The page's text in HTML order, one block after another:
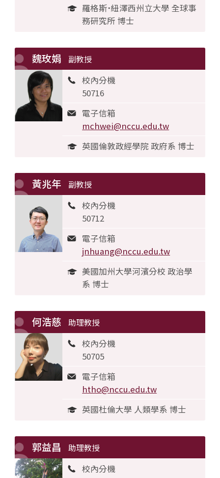
羅格斯˙紐澤西州立大學 全球事
務研究所 博士
魏玫娟 副教授
校內分機
50716
電子信箱
mchwei@nccu.edu.tw
英國倫敦政經學院 政府系 博士
黃兆年 副教授
校內分機
50712
電子信箱
jnhuang@nccu.edu.tw
美國加州大學河濱分校 政治學
系 博士
何浩慈 助理教授
校內分機
50705
電子信箱
htho@nccu.edu.tw
英國杜倫大學 人類學系 博士
郭益昌 助理教授
校內分機